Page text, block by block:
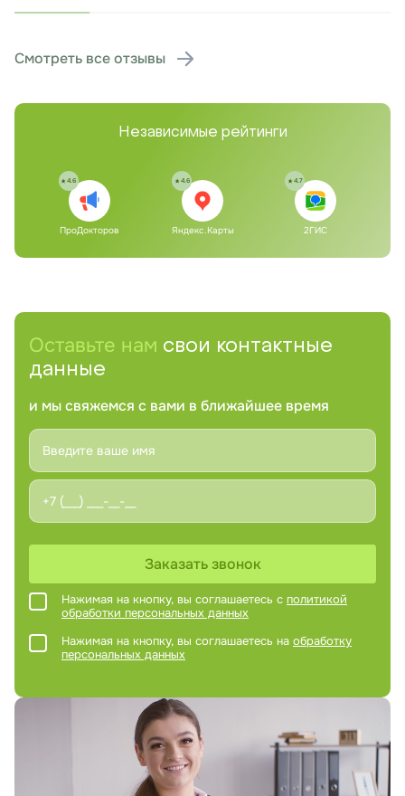
Смотреть все отзывы
Независимые рейтинги
4.6
ПроДокторов
4.6
Яндекс.Карты
4.7
2ГИС
Оставьте нам свои контактные
данные
и мы свяжемся с вами в ближайшее время
Заказать звонок
Нажимая на кнопку, вы соглашаетесь с политикой
обработки персональных данных
Нажимая на кнопку, вы соглашаетесь на обработку
персональных данных